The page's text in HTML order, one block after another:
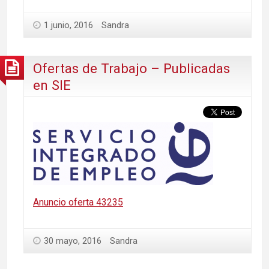
1 junio, 2016 Sandra
Ofertas de Trabajo – Publicadas
en SIE
Anuncio oferta 43235
30 mayo, 2016 Sandra